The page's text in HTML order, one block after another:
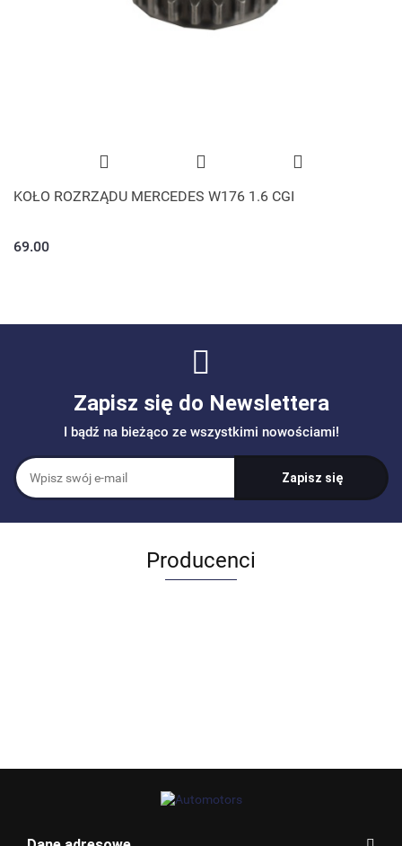
KOŁO ROZRZĄDU MERCEDES W176 1.6 CGI
69.00
Zapisz się do Newslettera
I bądź na bieżąco ze wszystkimi nowościami!
Producenci